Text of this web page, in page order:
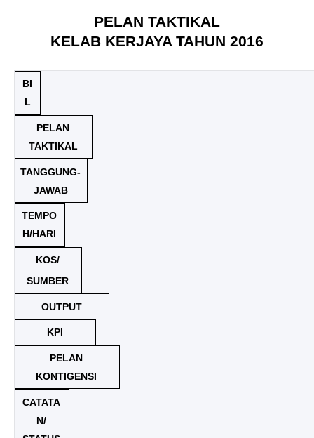
PELAN TAKTIKAL
KELAB KERJAYA TAHUN 2016
BI
L
PELAN
TAKTIKAL
TANGGUNG-
JAWAB
TEMPO
H/HARI
KOS/
SUMBER
OUTPUT
KPI
PELAN
KONTIGENSI
CATATA
N/